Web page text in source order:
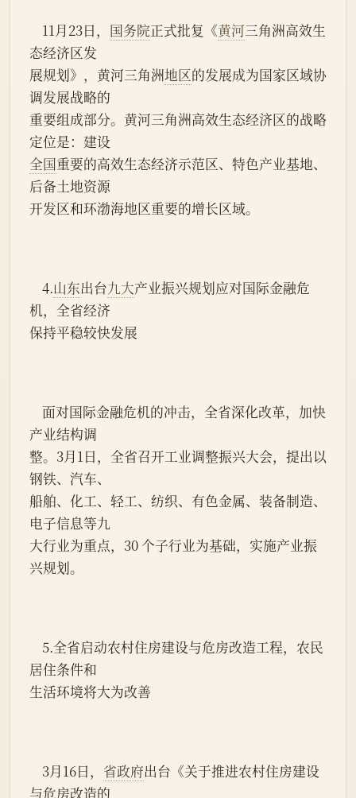
    11月23日，
国务院正式批复《黄河三角洲高效生
态经济区发
展规划》，黄河三角洲地区的发展成为国家区域协
调发展战略的
重要组成部分。黄河三角洲高效生态经济区的战略
定位是：建设
全国重要的高效生态经济示范区、特色产业基地、
后备土地资源
开发区和环渤海地区重要的增长区域。
    4.
山东出台九大产业振兴规划应对国际金融危
机，全省经济
保持平稳较快发展
产业结构调
整。3月1日，全省召开工业调整振兴大会，提出以
钢铁、汽车、
船舶、化工、轻工、纺织、有色金属、装备制造、
电子信息等九
大行业为重点，30 个子行业为基础，实施产业振
兴规划。
居住条件和
生活环境将大为改善
    3月16日，
省政府出台《关于推进农村住房建设
与危房改造的